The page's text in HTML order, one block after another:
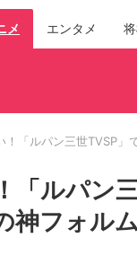
メ エンタメ
「ルパン三世TVSP」
「ルパン
神フォル